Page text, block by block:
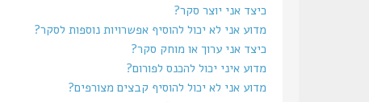
כיצד אני יוצר סקר?
מדוע אני לא יכול להוסיף אפשרויות נוספות לסקר?
כיצד אני ערוך או מוחק סקר?
מדוע איני יכול להכנס לפורום?
מדוע אני לא יכול להוסיף קבצים מצורפים?